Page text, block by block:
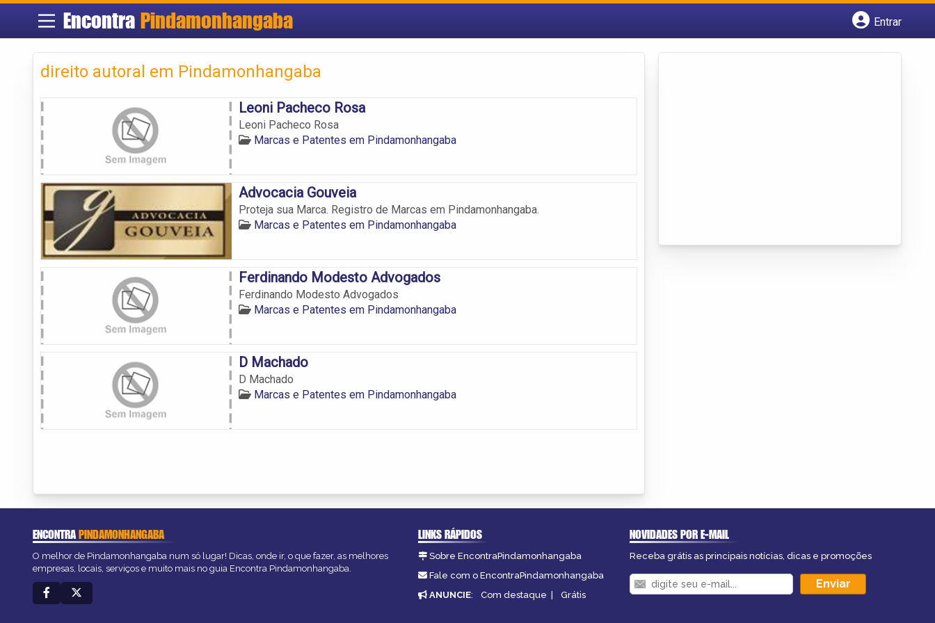
Encontra Pindamonhangaba
Entrar
direito autoral em Pindamonhangaba
Leoni Pacheco Rosa
Leoni Pacheco Rosa
Marcas e Patentes em Pindamonhangaba
Advocacia Gouveia
Proteja sua Marca. Registro de Marcas em Pindamonhangaba.
Marcas e Patentes em Pindamonhangaba
Ferdinando Modesto Advogados
Ferdinando Modesto Advogados
Marcas e Patentes em Pindamonhangaba
D Machado
D Machado
Marcas e Patentes em Pindamonhangaba
ENCONTRAPINDAMONHANGABA
O melhor de Pindamonhangaba num só lugar! Dicas, onde ir, o que fazer, as melhores
empresas, locais, serviços e muito mais no guia Encontra Pindamonhangaba.
LINKS RÁPIDOS
Sobre EncontraPindamonhangaba
Fale com o EncontraPindamonhangaba
ANUNCIE: Com destaque | Grátis
NOVIDADES POR E-MAIL
Receba grátis as principais notícias, dicas e promoções